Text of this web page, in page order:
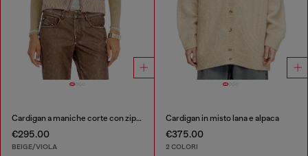
Cardigan a maniche corte con zip in maglia a trecce
€295.00
BEIGE/VIOLA
Cardigan in misto lana e alpaca
€375.00
2 COLORI